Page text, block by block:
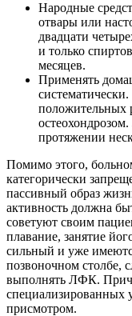
Народные
отвары или
двадцати
и только
месяцев.
Применять
положительных
протяжении
Помимо этого,
категорически
пассивный образ
активность должна
советуют своим
плавание, занятие
сильный и уже
позвоночном столбе,
выполнять ЛФК.
специализированных
присмотром.